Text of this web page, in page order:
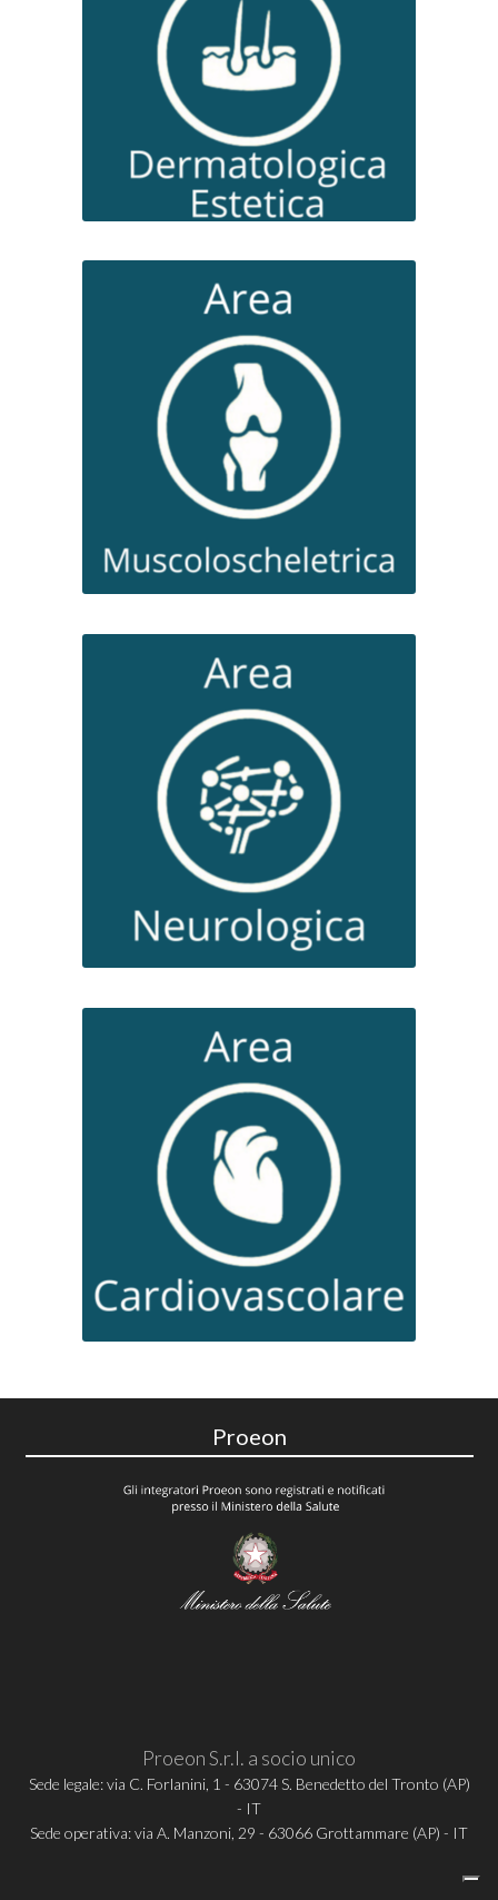
Proeon
Proeon S.r.l. a socio unico
Sede legale: via C. Forlanini, 1 - 63074 S. Benedetto del Tronto (AP)
- IT
Sede operativa: via A. Manzoni, 29 - 63066 Grottammare (AP) - IT